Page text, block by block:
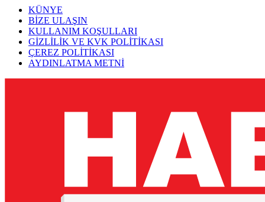
KÜNYE
BİZE ULAŞIN
KULLANIM KOŞULLARI
GİZLİLİK VE KVK POLİTİKASI
ÇEREZ POLİTİKASI
AYDINLATMA METNİ